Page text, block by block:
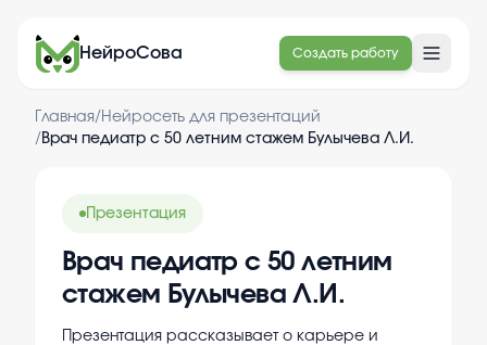
НейроСова Создать работу
Главная/ Нейросеть для презентаций
/ Врач педиатр с 50 летним стажем Булычева Л.И.
Презентация
Врач педиатр с 50 летним
стажем Булычева Л.И.
Презентация рассказывает о карьере и